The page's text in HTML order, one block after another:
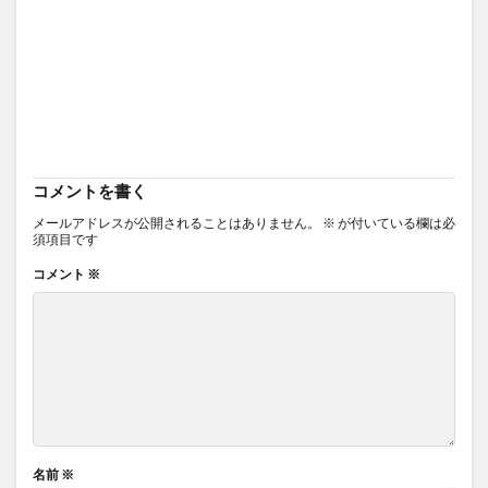
コメントを書く
メールアドレスが公開されることはありません。 ※ が付いている欄は必
須項目です
コメント ※
名前 ※